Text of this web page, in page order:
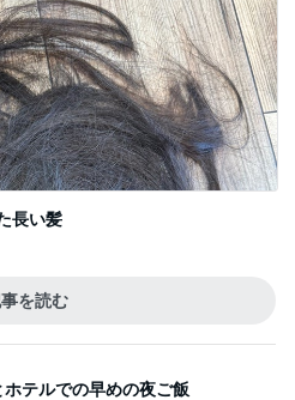
長い髪
を読む
テルでの早めの夜ご飯